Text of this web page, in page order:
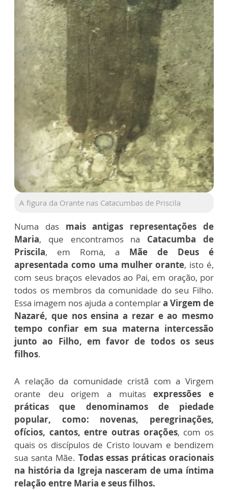
A figura da Orante nas Catacumbas de Priscila
Numa das mais antigas representações de
Maria, que encontramos na Catacumba de
Priscila, em Roma, a Mãe de Deus é
apresentada como uma mulher orante, isto é,
com seus braços elevados ao Pai, em oração, por
todos os membros da comunidade do seu Filho.
Essa imagem nos ajuda a contemplara Virgem de
Nazaré, que nos ensina a rezar e ao mesmo
tempo confiar em sua materna intercessão
junto ao Filho, em favor de todos os seus
filhos.
A relação da comunidade cristã com a Virgem
orante deu origem a muitasexpressões e
práticas que denominamos de piedade
popular, como: novenas, peregrinações,
ofícios, cantos, entre outras orações, com os
quais os discípulos de Cristo louvam e bendizem
sua santa Mãe. Todas essas práticas oracionais
na história da Igreja nasceram de uma íntima
relação entre Maria e seus filhos.